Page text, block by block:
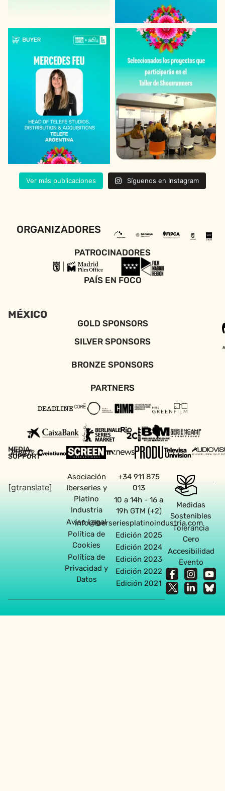
Ver más publicaciones Síguenos en Instagram
ORGANIZADORES
PATROCINADORES
PAÍS EN FOCO
MÉXICO
GOLD SPONSORS
SILVER SPONSORS
BRONZE SPONSORS
PARTNERS
MEDIA
SUPPORT
[gtranslate]
Asociación
Iberseries y
Platino
Industria
Aviso Legal
Política de
Cookies
Política de
Privacidad y
Datos
+34 911 875
013
10 a 14h - 16 a
19h GTM (+2)
info@iberseriesplatinoindustria.com
Edición 2025
Edición 2024
Edición 2023
Edición 2022
Edición 2021
Medidas
Sostenibles
Tolerancia
Cero
Accesibilidad
Evento